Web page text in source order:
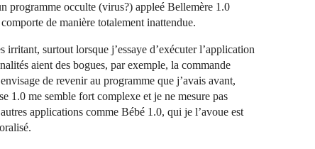
programme occulte (virus?) appleé Bellemère 1.0
de manière totalement inattendue.
irritant, surtout lorsque j’essaye d’exécuter l’application
aient des bogues, par exemple, la commande
de revenir au programme que j’avais avant,
1.0 me semble fort complexe et je ne mesure pas
applications comme Bébé 1.0, qui je l’avoue est